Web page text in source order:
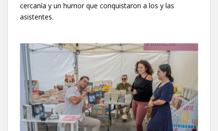
cercanía y un humor que conquistaron a los y las
asistentes.